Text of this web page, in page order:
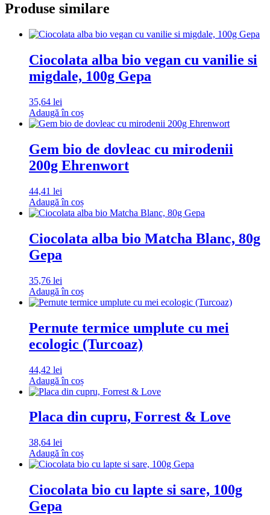
Produse similare
Ciocolata alba bio vegan cu vanilie si
migdale, 100g Gepa
35,64 lei
Adaugă în coș
Gem bio de dovleac cu mirodenii
200g Ehrenwort
44,41 lei
Adaugă în coș
Ciocolata alba bio Matcha Blanc, 80g
Gepa
35,76 lei
Adaugă în coș
Pernute termice umplute cu mei
ecologic (Turcoaz)
44,42 lei
Adaugă în coș
Placa din cupru, Forrest & Love
38,64 lei
Adaugă în coș
Ciocolata bio cu lapte si sare, 100g
Gepa